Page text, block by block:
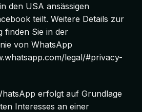
den USA ansässigen
teilt. Weitere Details zur
finden Sie in der
von WhatsApp
legal/#privacy-
erfolgt auf Grundlage
Interesses an einer